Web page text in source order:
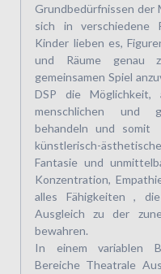
Grundbedürfnissen der
sich in verschiedene
Kinder lieben es,
und Räume genau
gemeinsamen Spiel
DSP die Möglichkeit,
menschlichen und
behandeln und somit
künstlerisch-
Fantasie und
Konzentration,
alles Fähigkeiten ,
Ausgleich zu der
bewahren.
In einem variablen
Bereiche Theatrale